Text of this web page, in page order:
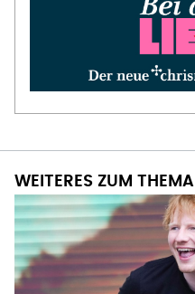
WEITERES ZUM THEMA